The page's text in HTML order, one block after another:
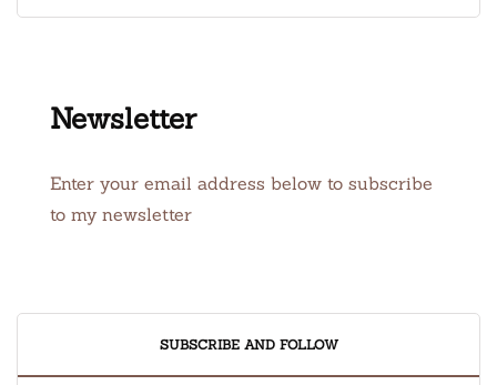
Newsletter
Enter your email address below to subscribe
to my newsletter
SUBSCRIBE AND FOLLOW